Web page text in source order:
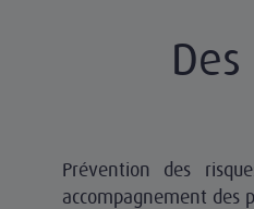
Prévention des
accompagnement des